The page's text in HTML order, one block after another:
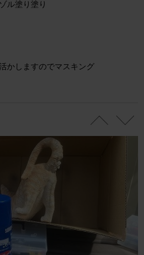
ル塗り塗り
かしますのでマスキング